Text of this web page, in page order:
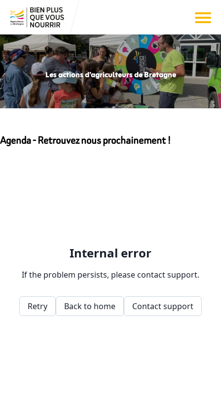
Les actions d’agriculteurs de Bretagne
Agenda - Retrouvez nous prochainement !